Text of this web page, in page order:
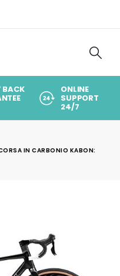
BACK ONLINE
SUPPORT
24/7
IN CARBONIO KABON: